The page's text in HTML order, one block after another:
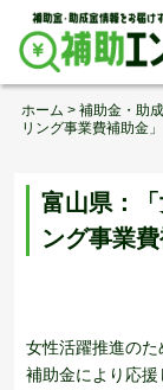
Skip
content
ホーム > 補助金・助
リング事業費補助金」
富山県：
ング事業費
女性活躍推進の
補助金により応